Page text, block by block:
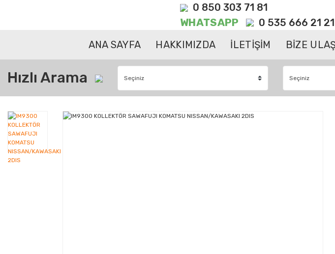
0 850 303 71 81
WHATSAPP 0 535 666 21 21
ANA SAYFA HAKKIMIZDA İLETİŞİM BİZE
Hızlı Arama